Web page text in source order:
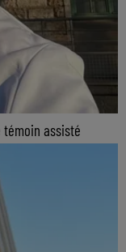
assisté